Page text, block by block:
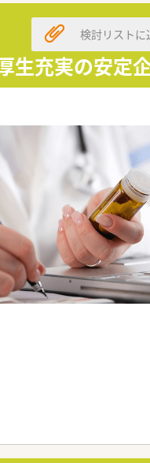
みとしています。
進する法人です。
力を入れています。
当します。
せします。
っていただきます。
化を図っています。
プデートしています。
があります。
充実の安定
検討リストに